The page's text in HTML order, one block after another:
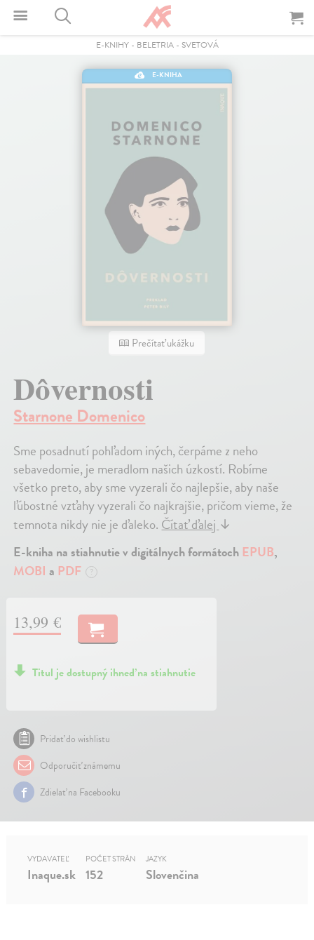
E-KNIHY- BELETRIA- SVETOVÁ
E-KNIHA
Prečítať ukážku
Dôvernosti
Starnone Domenico
Sme posadnutí pohľadom iných, čerpáme z neho
sebavedomie, je meradlom našich úzkostí. Robíme
všetko preto, aby sme vyzerali čo najlepšie, aby naše
ľúbostné vzťahy vyzerali čo najkrajšie, pričom vieme, že
temnota nikdy nie je ďaleko. Čítať ďalej ↓
E-kniha na stiahnutie v digitálnych formátoch EPUB,
MOBI a PDF ?
13,99 €
Titul je dostupný ihneď na stiahnutie
Pridať do wishlistu
Odporučiť známemu
Zdielať na Facebooku
VYDAVATEĽ
Inaque.sk
POČET STRÁN
152
JAZYK
Slovenčina